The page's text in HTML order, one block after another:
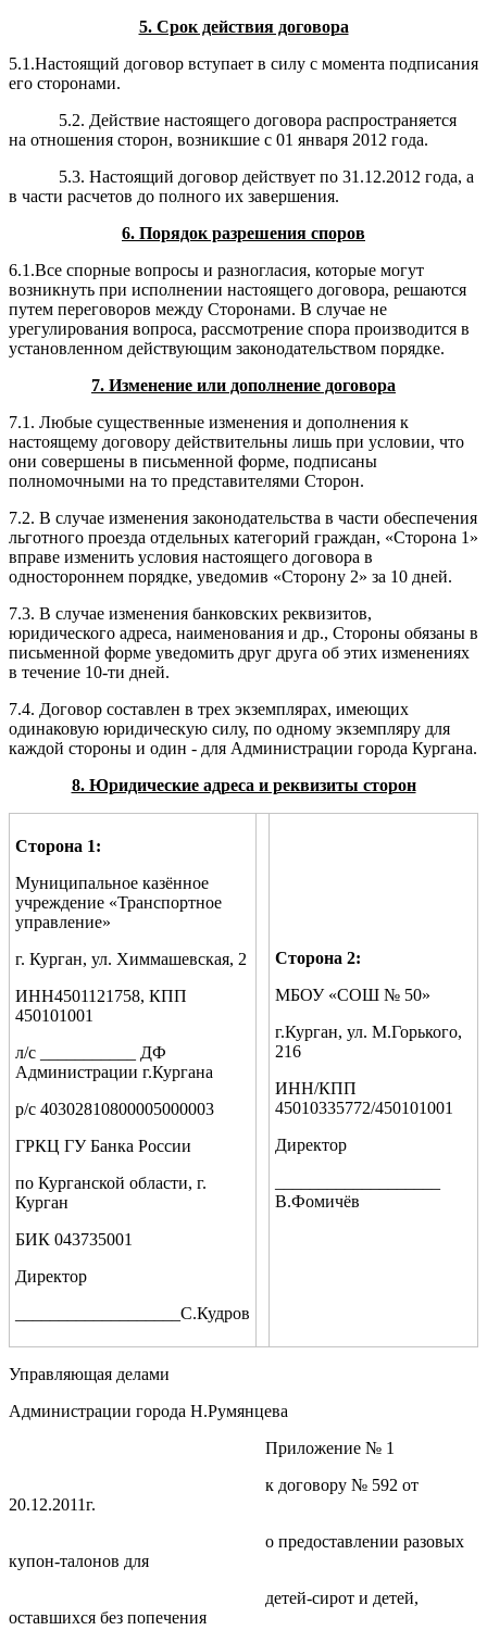
5. Срок действия договора
5.1.Настоящий договор вступает в силу с момента подписания
его сторонами.
5.2. Действие настоящего договора распространяется
на отношения сторон, возникшие с 01 января 2012 года.
5.3. Настоящий договор действует по 31.12.2012 года,а
в части расчетов до полного их завершения.
6. Порядок разрешения споров
6.1.Все спорные вопросы и разногласия, которые могут
возникнуть при исполнении настоящего договора, решаются
путем переговоров между Сторонами. В случае не
урегулирования вопроса, рассмотрение спора производится в
установленном действующим законодательством порядке.
7. Изменение или дополнение договора
7.1. Любые существенные изменения и дополнения к
настоящему договору действительны лишь при условии, что
они совершены в письменной форме, подписаны
полномочными на то представителями Сторон.
7.2. В случае изменения законодательства в части обеспечения
льготного проезда отдельных категорий граждан, «Сторона 1»
вправе изменить условия настоящего договора в
одностороннем порядке, уведомив «Сторону 2» за 10 дней.
7.3. В случае изменения банковских реквизитов,
юридического адреса, наименования и др., Стороны обязаны в
письменной форме уведомить друг друга об этих изменениях
в течение 10-ти дней.
7.4. Договор составлен в трех экземплярах, имеющих
одинаковую юридическую силу, по одному экземпляру для
каждой стороны и один - для Администрации города Кургана.
8. Юридические адреса и реквизиты сторон
Сторона 1:
Муниципальное казённое
учреждение «Транспортное
управление»
г. Курган, ул. Химмашевская, 2
ИНН4501121758, КПП
450101001
л/с ___________ ДФ
Администрации г.Кургана
р/с 40302810800005000003
ГРКЦ ГУ Банка России
по Курганской области, г.
Курган
БИК 043735001
Директор
___________________С.Кудров
Сторона 2:
МБОУ «СОШ № 50»
г.Курган, ул. М.Горького,
216
ИНН/КПП
45010335772/450101001
Директор
В.Фомичёв
Управляющая делами
Администрации города Н.Румянцева
Приложение № 1
к договору № 592 от
20.12.2011г.
о предоставлении разовых
купон-талонов для
детей-сирот и детей,
оставшихся без попечения